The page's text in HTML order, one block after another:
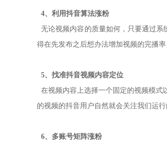
4、利用抖音算法涨粉
无论视频内容的质量如何，只要通过
得在先发布之后想办法增加视频的完播率
5、找准抖音视频内容定位
在视频内容上选择一个固定的视频模式
的视频的抖音用户自然就会关注我们运行
6、多账号矩阵涨粉